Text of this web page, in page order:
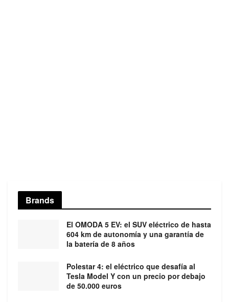
Brands
El OMODA 5 EV: el SUV eléctrico de hasta
604 km de autonomía y una garantía de
la batería de 8 años
Polestar 4: el eléctrico que desafía al
Tesla Model Y con un precio por debajo
de 50.000 euros